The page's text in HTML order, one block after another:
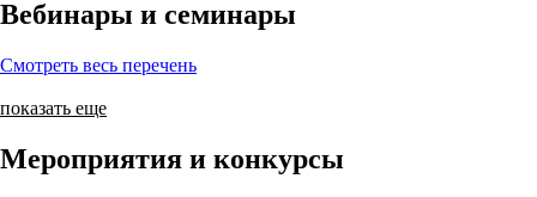
Вебинары и семинары
Смотреть весь перечень
показать еще
Мероприятия и конкурсы